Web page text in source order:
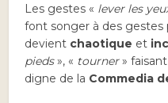
Les gestes « lever les
font songer à des
devient chaotique et
pieds», « tourner»
digne de la Commedia